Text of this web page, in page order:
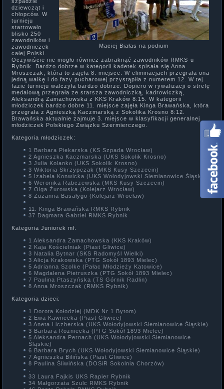
Maciej Białas na podium
dziewcząt i
chłopców. W
turnieju
startowało
blisko 250
zawodników i
zawodniczek
całej Polski.
Oczywiście nie mogło również zabraknąć zawodników RMKS-u
Rybnik. Bardzo dobrze w kategorii kadetek spisała się Anna
Mroszczak, która to zajęła 8. miejsce. W eliminacjach przegrała ona
jedną walkę i do fazy pucharowej przystąpiła z numerem 12. W tej
fazie turnieju walczyła bardzo dobrze. Dopiero w rywalizacji o strefę
medalową przegrała ze starsza zawodniczką, kadrowiczką,
Aleksandrą Zamachowska z KKS Kraków 8:15. W kategorii
młodziczek bardzo dobre 11. miejsce zajęła Kinga Brawańska, która
przegrała z Agnieszką Kaczmarską z Sokolika Krosno 8:12.
Brawańska aktualnie zajmuje 3. miejsce w klasyfikacji generalnej
młodziczek Polskiego Związku Szermierczego.
Kategoria młodziczek:
1 Barbara Piekarska (KS Szpada Wrocław)
2 Agnieszka Kaczmarska (UKS Sokolik Krosno)
3 Julia Kolanko (UKS Sokolik Krosno)
3 Wiktoria Skrzypczak (MKS Kusy Szczecin)
5 Izabela Konwicka (UKS Wołodyjowski Siemianowice Śląskie)
6 Weronika Rabczewska (MKS Kusy Szczecin)
7 Olga Żurowska (Kolejarz Wrocław)
8 Zuzanna Basałygo (Kolejarz Wrocław)
11. Kinga Brawańska RMKS Rybnik
37 Dagmara Gabriel RMKS Rybnik
Kategoria Juniorek mł.
1 Aleksandra Zamachowska (KKS Kraków)
2 Kaja Kościelniak (Piast Gliwice)
3 Natalia Bytnar (SKS Radomyśl Wielki)
3 Alicja Krakowska (PTG Sokół 1893 Mielec)
5 Adrianna Szolke (Pałac Młodzieży Katowice)
6 Magdalena Pietruszka (PTG Sokół 1893 Mielec)
7 Paulina Ptaszyńska (TS Górnik Radlin)
8 Anna Mroszczak (RMKS Rybnik)
Kategoria dzieci:
1 Dorota Kołodziej (MDK Nr 1 Bytom)
2 Ewa Kawnecka (Piast Gliwice)
3 Aneta Liczberska (UKS Wołodyjowski Siemianowice Śląskie)
3 Barbara Rożniecka (PTG Sokół 1893 Mielec)
5 Aleksandra Pernach (UKS Wołodyjowski Siemianowice
Śląskie)
6 Barbara Brych (UKS Wołodyjowski Siemianowice Śląskie)
7 Agnieszka Bilińska (Piast Gliwice)
8 Paulina Śliwińska (DOSiR Sokolnia Chorzów)
33 Laura Fajkis UKS Rapier Rybnik
34 Małgorzata Szulc RMKS Rybnik